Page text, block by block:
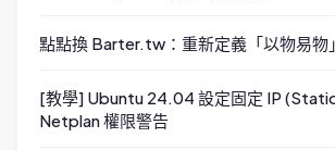
點點換 Barter.tw：重新定義「以物易物
[教學] Ubuntu 24.04 設定固定 IP
Netplan 權限警告